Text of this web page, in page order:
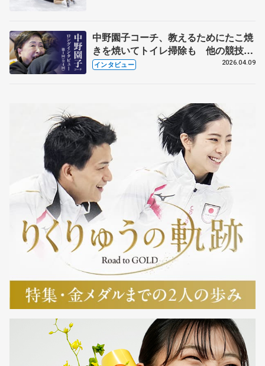
中野園子コーチ、教えるためにたこ焼
きを焼いてトイレ掃除も 他の競技に
も通用するという坂本花織の筋肉
インタビュー 2026.04.09